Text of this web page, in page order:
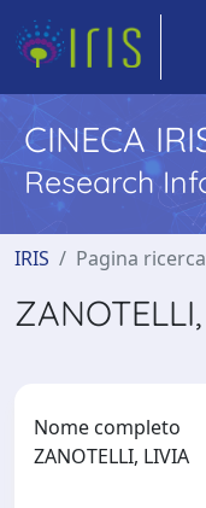
CINECA
Research
IRIS Pagina
Nome completo
ZANOTELLI, LIVIA